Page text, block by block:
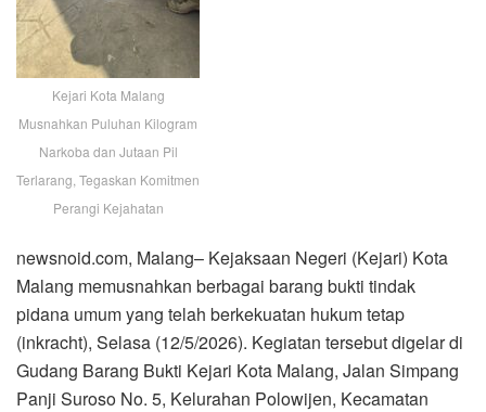
Kejari Kota Malang
Musnahkan Puluhan Kilogram
Narkoba dan Jutaan Pil
Terlarang, Tegaskan Komitmen
Perangi Kejahatan
newsnoid.com, Malang– Kejaksaan Negeri (Kejari) Kota
Malang memusnahkan berbagai barang bukti tindak
pidana umum yang telah berkekuatan hukum tetap
(inkracht), Selasa (12/5/2026). Kegiatan tersebut digelar di
Gudang Barang Bukti Kejari Kota Malang, Jalan Simpang
Panji Suroso No. 5, Kelurahan Polowijen, Kecamatan